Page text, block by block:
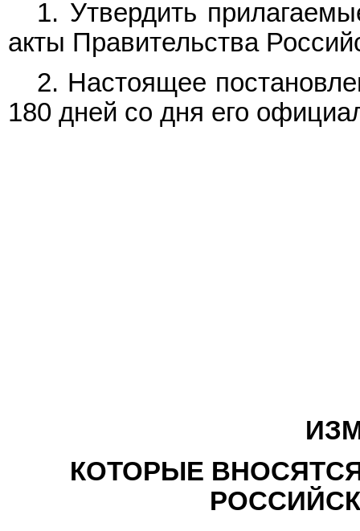
1. Утвердить
акты Правительства
2. Настоящее
180 дней со дня его
КОТОРЫЕ